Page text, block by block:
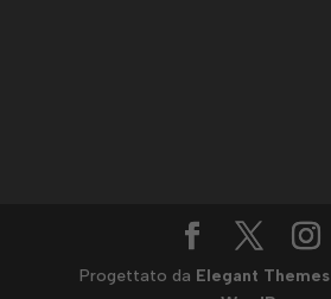
Progettato da Elegant Themes